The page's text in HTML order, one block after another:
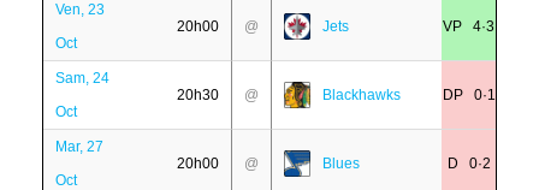
Ven, 23
Oct
20h00 @ Jets VP 4·3
Sam, 24
Oct
20h30 @ Blackhawks DP 0·1
Mar, 27
Oct
20h00 @ Blues D 0·2